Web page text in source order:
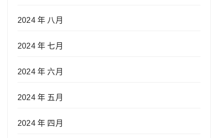
2024 年 八月
2024 年 七月
2024 年 六月
2024 年 五月
2024 年 四月